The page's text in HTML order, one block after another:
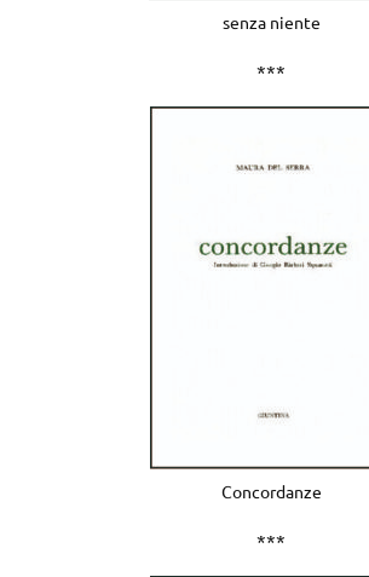
senza niente
***
Concordanze
***